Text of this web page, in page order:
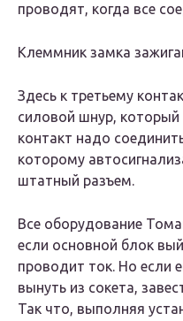
проводят, когда все
Клеммник замка
Здесь к третьему
силовой шнур,
контакт надо
которому
штатный разъем.
Все оборудование
если основной блок
проводит ток. Но если
вынуть из сокета,
Так что, выполняя